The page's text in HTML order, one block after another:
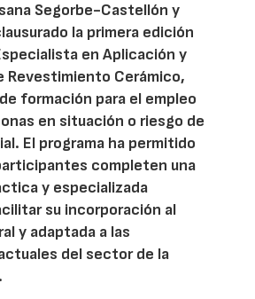
Segorbe-Castellón y
la primera edición
en Aplicación y
Revestimiento Cerámico,
formación para el empleo
en situación o riesgo de
El programa ha permitido
completen una
y especializada
su incorporación al
y adaptada a las
del sector de la